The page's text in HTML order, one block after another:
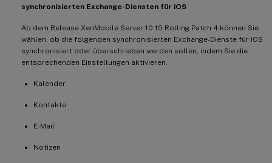
synchronisierten Exchange-Diensten für iOS
Ab dem Release XenMobile Server 10.15 Rolling Patch 4 können Sie
wählen, ob die folgenden synchronisierten Exchange-Dienste für iOS
synchronisiert oder überschrieben werden sollen, indem Sie die
entsprechenden Einstellungen aktivieren.
Kalender
Kontakte
E-Mail
Notizen